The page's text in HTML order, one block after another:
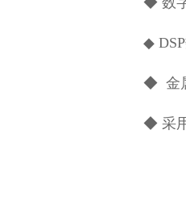
◆
◆ 金
◆ 采